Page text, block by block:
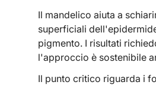
Il mandelico aiuta a
superficiali
pigmento. I risultati
l'approccio è sostenibile
Il punto critico riguarda i